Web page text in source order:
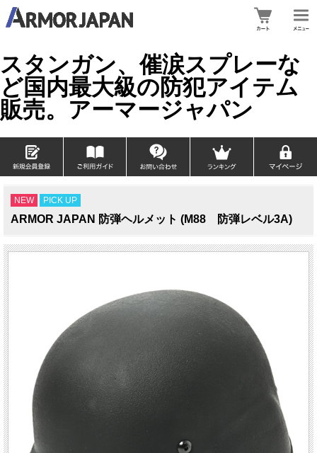
スタンガン、催涙スプレーな
ど国内最大級の防犯アイテム
販売。アーマージャパン
NEW PICK UP
ARMOR JAPAN 防弾ヘルメット (M88 防弾レベル3A)